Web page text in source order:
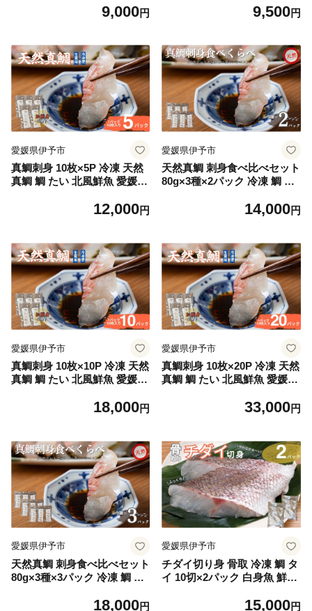
数量限定 みかん 愛媛県産 人
9,000円 9,500円
愛媛県伊予市
真鯛刺身 10枚×5P 冷凍 天然
真鯛 鯛 たい 北風鮮魚 愛媛県
12,000円
愛媛県伊予市
天然真鯛 刺身食べ比べセット
80g×3種×2パック 冷凍 鯛 タ
愛媛県 伊予市｜B40114,000円
愛媛県伊予市
真鯛刺身 10枚×10P 冷凍 天然
真鯛 鯛 たい 北風鮮魚 愛媛県
18,000円
愛媛県伊予市
真鯛刺身 10枚×20P 冷凍 天然
真鯛 鯛 たい 北風鮮魚 愛媛県
33,000円
愛媛県伊予市
天然真鯛 刺身食べ比べセット
80g×3種×3パック 冷凍 鯛 タ
愛媛県 伊予市｜B40218,000円
愛媛県伊予市
チダイ切り身 骨取 冷凍 鯛 タ
イ 10切×2パック 白身魚 鮮魚
愛媛県 伊予市 | B40315,000円